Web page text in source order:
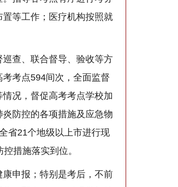
等工作；医疗机构按照就
查、联合督导、验收等方
考点594间次，全面监督
况，督促高考考点学校加
防控的各项措施及应急物
省21个地级以上市进行现
措施落实到位。
申报；特别是考后，不前